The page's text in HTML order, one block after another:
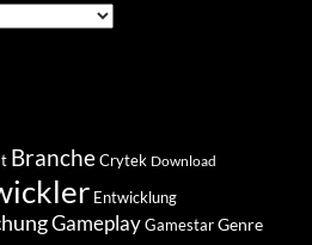
Branche Crytek Download
Entwicklung
Gameplay Gamestar Genre